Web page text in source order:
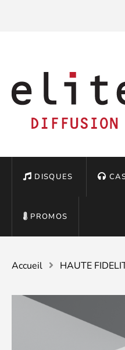
DISQUES
PROMOS
Accueil HAUTE